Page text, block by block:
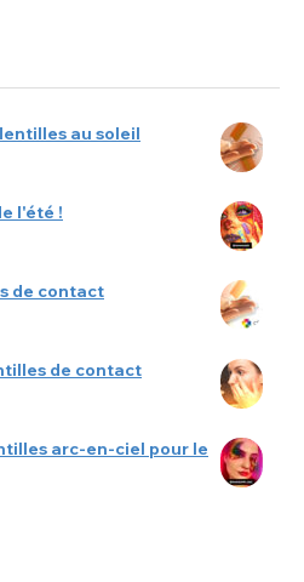
au soleil
l'été !
de contact
de contact
arc-en-ciel pour le